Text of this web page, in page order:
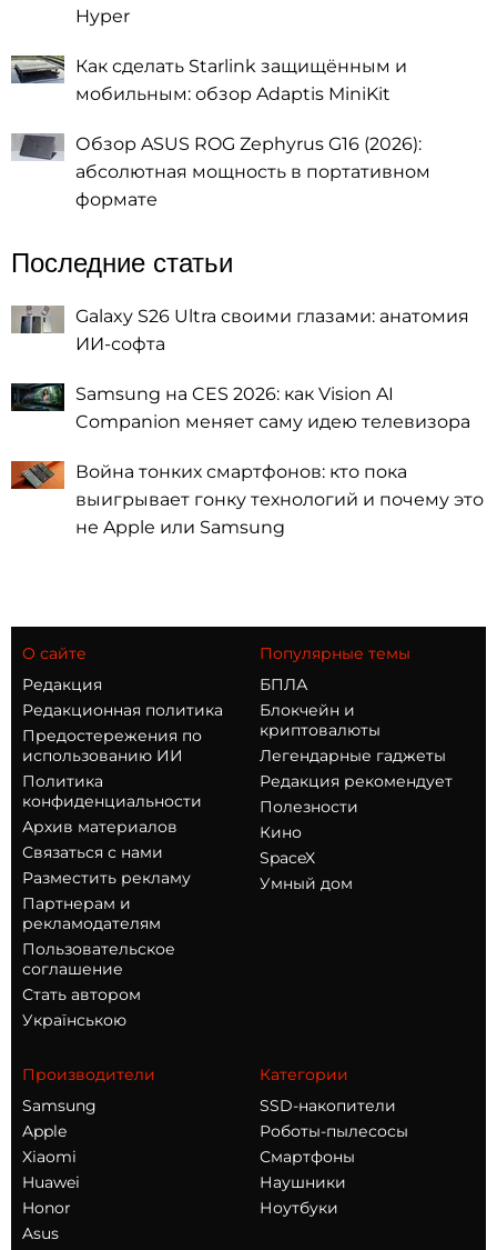
Hyper
Как сделать Starlink защищённым и
мобильным: обзор Adaptis MiniKit
Обзор ASUS ROG Zephyrus G16 (2026):
абсолютная мощность в портативном
формате
Последние статьи
Galaxy S26 Ultra своими глазами: анатомия
ИИ-софта
Samsung на CES 2026: как Vision AI
Companion меняет саму идею телевизора
Война тонких смартфонов: кто пока
выигрывает гонку технологий и почему это
не Apple или Samsung
О сайте
Редакция
Редакционная политика
Предостережения по
использованию ИИ
Политика
конфиденциальности
Архив материалов
Связаться с нами
Разместить рекламу
Партнерам и
рекламодателям
Пользовательское
соглашение
Стать автором
Українською
Популярные темы
БПЛА
Блокчейн и
криптовалюты
Легендарные гаджеты
Редакция рекомендует
Полезности
Кино
SpaceX
Умный дом
Производители
Samsung
Apple
Xiaomi
Huawei
Honor
Asus
Категории
SSD-накопители
Роботы-пылесосы
Смартфоны
Наушники
Ноутбуки